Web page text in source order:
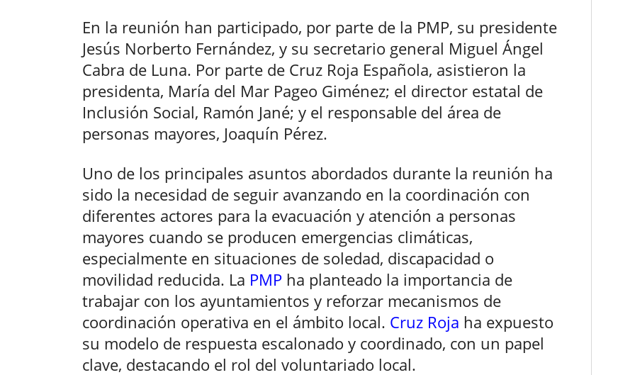
En la reunión han participado, por parte de la PMP, su presidente
Jesús Norberto Fernández, y su secretario general Miguel Ángel
Cabra de Luna. Por parte de Cruz Roja Española, asistieron la
presidenta, María del Mar Pageo Giménez; el director estatal de
Inclusión Social, Ramón Jané; y el responsable del área de
personas mayores, Joaquín Pérez.
Uno de los principales asuntos abordados durante la reunión ha
sido la necesidad de seguir avanzando en la coordinación con
diferentes actores para la evacuación y atención a personas
mayores cuando se producen emergencias climáticas,
especialmente en situaciones de soledad, discapacidad o
movilidad reducida. La PMP ha planteado la importancia de
trabajar con los ayuntamientos y reforzar mecanismos de
coordinación operativa en el ámbito local. Cruz Roja ha expuesto
su modelo de respuesta escalonado y coordinado, con un papel
clave, destacando el rol del voluntariado local.